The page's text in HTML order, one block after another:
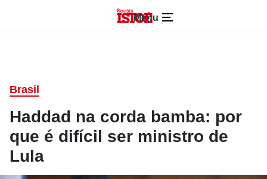
Menu
Brasil
Haddad na corda bamba: por
que é difícil ser ministro de
Lula